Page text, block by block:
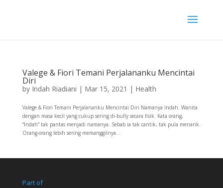
Valege & Fiori Temani Perjalananku Mencintai
Diri
by Indah Riadiani | Mar 15, 2021 | Health
Valege & Fiori Temani Perjalananku Mencintai Diri Namanya Indah. Wanita
dengan masa kecil yang cukup sering di-bully secara fisik. Kata orang,
“Indah” tak pantas menjadi namanya. Sebab ia tak cantik, tak pula menarik.
Orang-orang lebih sering memanggilnya...
Part of